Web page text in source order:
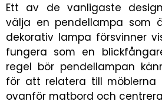
Ett av de vanligaste
välja en pendellampa som
dekorativ lampa försvinner
fungera som en
regel bör pendellampan
för att relatera till möblerna
ovanför matbord och